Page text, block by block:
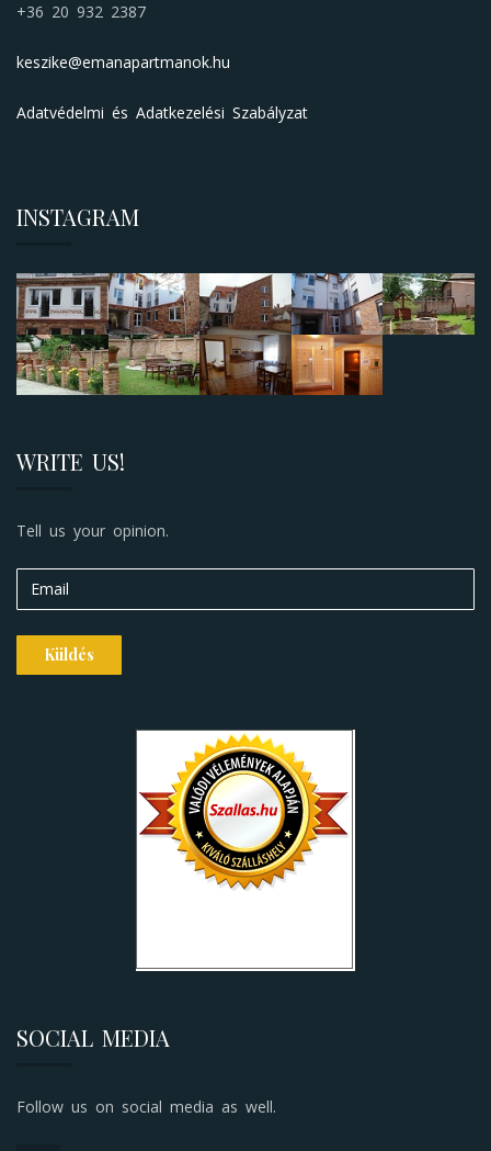
+36 20 932 2387
keszike@emanapartmanok.hu
Adatvédelmi és Adatkezelési Szabályzat
INSTAGRAM
WRITE US!
Tell us your opinion.
SOCIAL MEDIA
Follow us on social media as well.